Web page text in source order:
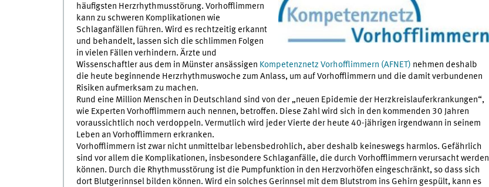
häufigsten Herzrhythmusstörung. Vorhofflimmern
kann zu schweren Komplikationen wie
Schlaganfällen führen. Wird es rechtzeitig erkannt
und behandelt, lassen sich die schlimmen Folgen
in vielen Fällen verhindern. Ärzte und
Wissenschaftler aus dem in Münster ansässigen Kompetenznetz Vorhofflimmern (AFNET) nehmen deshalb
die heute beginnende Herzrhythmuswoche zum Anlass, um auf Vorhofflimmern und die damit verbundenen
Risiken aufmerksam zu machen.
Rund eine Million Menschen in Deutschland sind von der „neuen Epidemie der Herzkreislauferkrankungen“,
wie Experten Vorhofflimmern auch nennen, betroffen. Diese Zahl wird sich in den kommenden 30 Jahren
voraussichtlich noch verdoppeln. Vermutlich wird jeder Vierte der heute 40-jährigen irgendwann in seinem
Leben an Vorhofflimmern erkranken.
Vorhofflimmern ist zwar nicht unmittelbar lebensbedrohlich, aber deshalb keineswegs harmlos. Gefährlich
sind vor allem die Komplikationen, insbesondere Schlaganfälle, die durch Vorhofflimmern verursacht werden
können. Durch die Rhythmusstörung ist die Pumpfunktion in den Herzvorhöfen eingeschränkt, so dass sich
dort Blutgerinnsel bilden können. Wird ein solches Gerinnsel mit dem Blutstrom ins Gehirn gespült, kann es